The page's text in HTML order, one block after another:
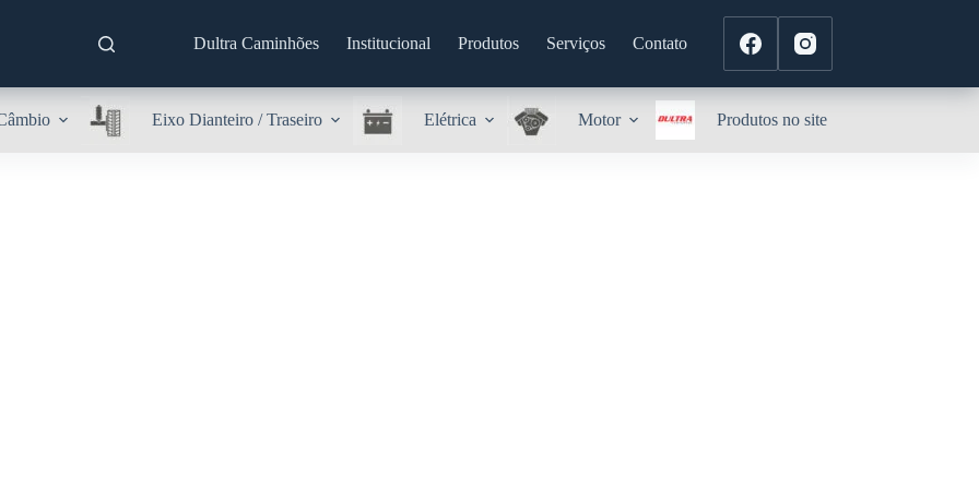
Dultra Caminhões Institucional Produtos Serviços Contato
Eixo Dianteiro / Traseiro Elétrica Motor Produtos no site